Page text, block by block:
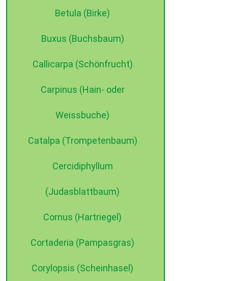
Betula (Birke)
Buxus (Buchsbaum)
Callicarpa (Schönfrucht)
Carpinus (Hain- oder
Weissbuche)
Catalpa (Trompetenbaum)
Cercidiphyllum
(Judasblattbaum)
Cornus (Hartriegel)
Cortaderia (Pampasgras)
Corylopsis (Scheinhasel)